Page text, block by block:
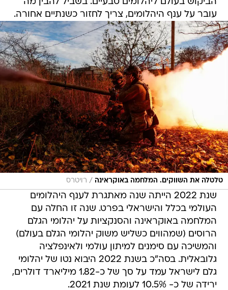
עובר על ענף היהלומים, צריך לחזור כשנתיים אחורה.
טלטלה את השווקים. המלחמה באוקראינה / רויטרס
שנת 2022 הייתה שנה מאתגרת לענף היהלומים
העולמי בכלל והישראלי בפרט. שנה זו החלה עם
המלחמה באוקראינה והסנקציות על יהלומי הגלם
הרוסים (שמהווים כשליש משוק יהלומי הגלם בעולם)
והמשיכה עם סימנים למיתון עולמי ולאינפלציה
גלובאלית. בסה"כ בשנת 2022 היבוא נטו של יהלומי
גלם לישראל עמד על סך של כ-1.82 מיליארד דולרים,
ירידה של כ- 10.5% לעומת שנת 2021.